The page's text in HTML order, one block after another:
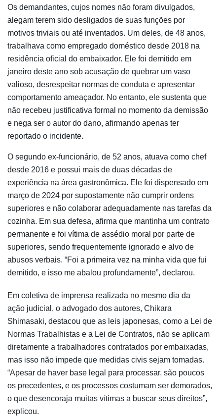
Os demandantes, cujos nomes não foram divulgados,
alegam terem sido desligados de suas funções por
motivos triviais ou até inventados. Um deles, de 48 anos,
trabalhava como empregado doméstico desde 2018 na
residência oficial do embaixador. Ele foi demitido em
janeiro deste ano sob acusação de quebrar um vaso
valioso, desrespeitar normas de conduta e apresentar
comportamento ameaçador. No entanto, ele sustenta que
não recebeu justificativa formal no momento da demissão
e nega ser o autor do dano, afirmando apenas ter
reportado o incidente.
O segundo ex-funcionário, de 52 anos, atuava como chef
desde 2016 e possui mais de duas décadas de
experiência na área gastronômica. Ele foi dispensado em
março de 2024 por supostamente não cumprir ordens
superiores e não colaborar adequadamente nas tarefas da
cozinha. Em sua defesa, afirma que mantinha um contrato
permanente e foi vítima de assédio moral por parte de
superiores, sendo frequentemente ignorado e alvo de
abusos verbais. “Foi a primeira vez na minha vida que fui
demitido, e isso me abalou profundamente”, declarou.
Em coletiva de imprensa realizada no mesmo dia da
ação judicial, o advogado dos autores, Chikara
Shimasaki, destacou que as leis japonesas, como a Lei de
Normas Trabalhistas e a Lei de Contratos, não se aplicam
diretamente a trabalhadores contratados por embaixadas,
mas isso não impede que medidas civis sejam tomadas.
“Apesar de haver base legal para processar, são poucos
os precedentes, e os processos costumam ser demorados,
o que desencoraja muitas vítimas a buscar seus direitos”,
explicou.